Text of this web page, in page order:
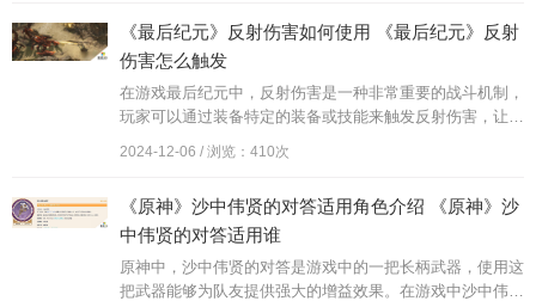
才能在激烈的战斗中取得胜利。
《最后纪元》反射伤害如何使用 《最后纪元》反射
伤害怎么触发
在游戏最后纪元中，反射伤害是一种非常重要的战斗机制，
玩家可以通过装备特定的装备或技能来触发反射伤害，让敌
人在攻击玩家时受到反弹伤害。这种机制不仅可以有效保护
玩家自身，还能够对敌人造成额外的伤害，是一种非常有效
斗中取得更大的优势。
2024-12-06 / 浏览：410次
《原神》沙中伟贤的对答适用角色介绍 《原神》沙
中伟贤的对答适用谁
原神中，沙中伟贤的对答是游戏中的一把长柄武器，使用这
把武器能够为队友提供强大的增益效果。在游戏中沙中伟贤